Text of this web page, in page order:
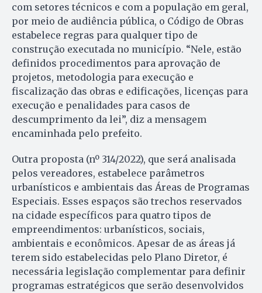
com setores técnicos e com a população em geral,
por meio de audiência pública, o Código de Obras
estabelece regras para qualquer tipo de
construção executada no município. “Nele, estão
definidos procedimentos para aprovação de
projetos, metodologia para execução e
fiscalização das obras e edificações, licenças para
execução e penalidades para casos de
descumprimento da lei”, diz a mensagem
encaminhada pelo prefeito.
Outra proposta (nº 314/2022), que será analisada
pelos vereadores, estabelece parâmetros
urbanísticos e ambientais das Áreas de Programas
Especiais. Esses espaços são trechos reservados
na cidade específicos para quatro tipos de
empreendimentos: urbanísticos, sociais,
ambientais e econômicos. Apesar de as áreas já
terem sido estabelecidas pelo Plano Diretor, é
necessária legislação complementar para definir
programas estratégicos que serão desenvolvidos